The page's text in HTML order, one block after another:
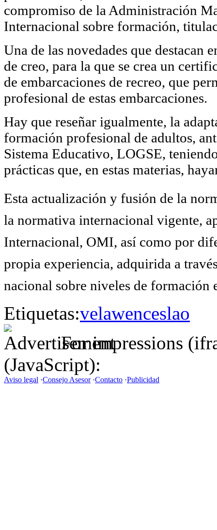
compromiso de la Administración
Internacional sobre formación,
Una de las novedades que destacan
de creo, para la que se crea un
de embarcaciones de recreo, que
profesional de estas embarcaciones.
Hay que reseñar igualmente, la
formación profesional de adultos,
Sistema Educativo, LOGSE,
prácticas que, en estas materias,
Esta actualización y fusión de la
la normativa internacional vigente,
Internacional, OMI, así como por
propia experiencia, adquirida a
nacional sobre niveles de formación
Etiquetas:velawenceslao
For impressions
(JavaScript):
Aviso legal ·Consejo Asesor·Contacto ·Publicidad